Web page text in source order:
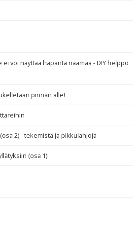
voi näyttää hapanta naamaa - DIY helppo
pinnan alle!
2) - tekemistä ja pikkulahjoja
(osa 1)